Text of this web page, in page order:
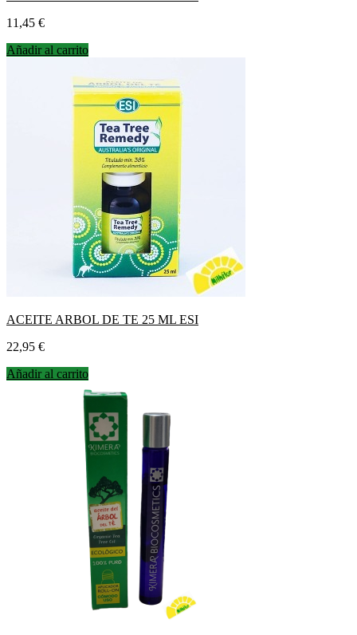
Precio
11,45 €
Añadir al carrito
ACEITE ARBOL DE TE 25 ML ESI
Precio
22,95 €
Añadir al carrito